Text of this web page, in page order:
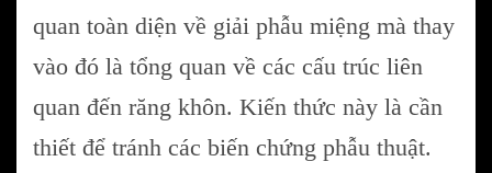
quan toàn diện về giải phẫu miệng mà thay
vào đó là tổng quan về các cấu trúc liên
quan đến răng khôn. Kiến thức này là cần
thiết để tránh các biến chứng phẫu thuật.